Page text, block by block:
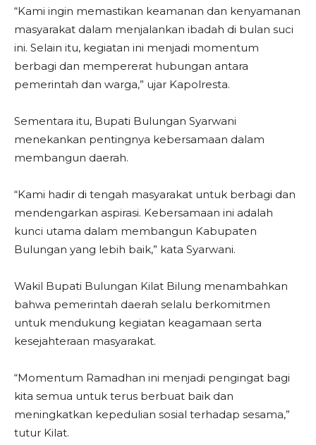
“Kami ingin memastikan keamanan dan kenyamanan
masyarakat dalam menjalankan ibadah di bulan suci
ini. Selain itu, kegiatan ini menjadi momentum
berbagi dan mempererat hubungan antara
pemerintah dan warga,” ujar Kapolresta.
Sementara itu, Bupati Bulungan Syarwani
menekankan pentingnya kebersamaan dalam
membangun daerah.
“Kami hadir di tengah masyarakat untuk berbagi dan
mendengarkan aspirasi. Kebersamaan ini adalah
kunci utama dalam membangun Kabupaten
Bulungan yang lebih baik,” kata Syarwani.
Wakil Bupati Bulungan Kilat Bilung menambahkan
bahwa pemerintah daerah selalu berkomitmen
untuk mendukung kegiatan keagamaan serta
kesejahteraan masyarakat.
“Momentum Ramadhan ini menjadi pengingat bagi
kita semua untuk terus berbuat baik dan
meningkatkan kepedulian sosial terhadap sesama,”
tutur Kilat.